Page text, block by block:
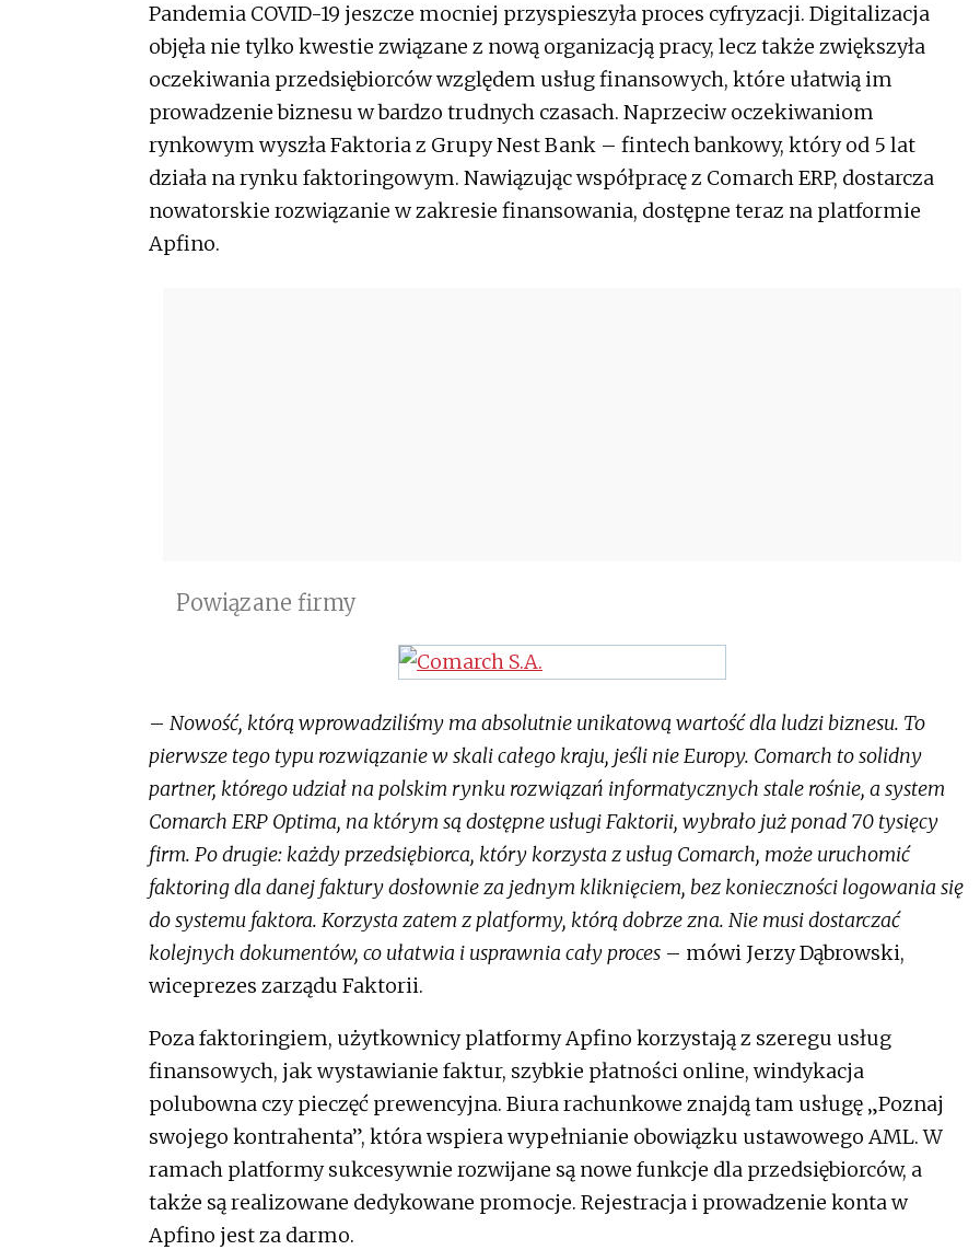
Pandemia COVID-19 jeszcze mocniej przyspieszyła proces cyfryzacji. Digitalizacja
objęła nie tylko kwestie związane z nową organizacją pracy, lecz także zwiększyła
oczekiwania przedsiębiorców względem usług finansowych, które ułatwią im
prowadzenie biznesu w bardzo trudnych czasach. Naprzeciw oczekiwaniom
rynkowym wyszła Faktoria z Grupy Nest Bank – fintech bankowy, który od 5 lat
działa na rynku faktoringowym. Nawiązując współpracę z Comarch ERP, dostarcza
nowatorskie rozwiązanie w zakresie finansowania, dostępne teraz na platformie
Apfino.
Powiązane firmy
– Nowość, którą wprowadziliśmy ma absolutnie unikatową wartość dla ludzi biznesu. To
pierwsze tego typu rozwiązanie w skali całego kraju, jeśli nie Europy. Comarch to solidny
partner, którego udział na polskim rynku rozwiązań informatycznych stale rośnie, a system
Comarch ERP Optima, na którym są dostępne usługi Faktorii, wybrało już ponad 70 tysięcy
firm. Po drugie: każdy przedsiębiorca, który korzysta z usług Comarch, może uruchomić
faktoring dla danej faktury dosłownie za jednym kliknięciem, bez konieczności logowania się
do systemu faktora. Korzysta zatem z platformy, którą dobrze zna. Nie musi dostarczać
kolejnych dokumentów, co ułatwia i usprawnia cały proces – mówi Jerzy Dąbrowski,
wiceprezes zarządu Faktorii.
Poza faktoringiem, użytkownicy platformy Apfino korzystają z szeregu usług
finansowych, jak wystawianie faktur, szybkie płatności online, windykacja
polubowna czy pieczęć prewencyjna. Biura rachunkowe znajdą tam usługę „Poznaj
swojego kontrahenta”, która wspiera wypełnianie obowiązku ustawowego AML. W
ramach platformy sukcesywnie rozwijane są nowe funkcje dla przedsiębiorców, a
także są realizowane dedykowane promocje. Rejestracja i prowadzenie konta w
Apfino jest za darmo.